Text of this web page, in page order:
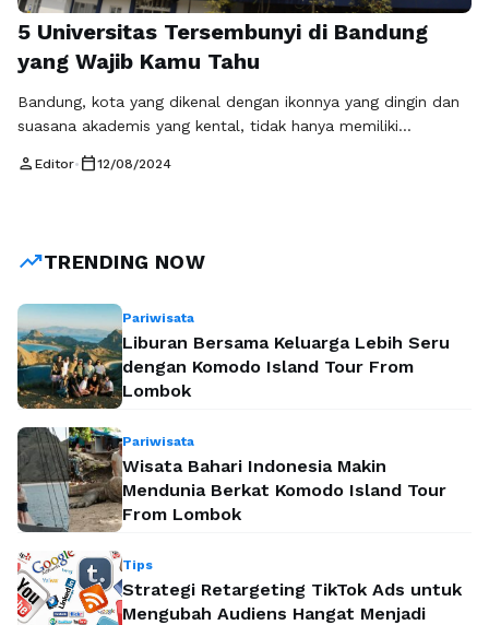
5 Universitas Tersembunyi di Bandung
yang Wajib Kamu Tahu
Bandung, kota yang dikenal dengan ikonnya yang dingin dan
suasana akademis yang kental, tidak hanya memiliki
kampus yang terkenal, terdapat beberapa universitas yang
adalah salah satu universitas …
person Editor• calendar_today12/08/2024
trending_upTRENDING NOW
Pariwisata
Liburan Bersama Keluarga Lebih Seru
dengan Komodo Island Tour From
Lombok
Pariwisata
Wisata Bahari Indonesia Makin
Mendunia Berkat Komodo Island Tour
From Lombok
Tips
Strategi Retargeting TikTok Ads untuk
Mengubah Audiens Hangat Menjadi